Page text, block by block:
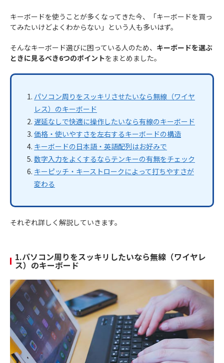
キーボードを使うことが多くなってきた今、「キーボードを買っ
てみたいけどよくわからない」という人も多いはず。
そんなキーボード選びに困っている人のため、 キーボードを選ぶ
ときに見るべき6つのポイントをまとめました。
パソコン周りをスッキリさせたいなら無線（ワイヤ
レス）のキーボード
遅延なしで快適に操作したいなら有線のキーボード
価格・使いやすさを左右するキーボードの構造
キーボードの日本語・英語配列はお好みで
数字入力をよくするならテンキーの有無をチェック
キーピッチ・キーストロークによって打ちやすさが
変わる
それぞれ詳しく解説していきます。
1.パソコン周りをスッキリしたいなら無線（ワイヤレ
ス）のキーボード